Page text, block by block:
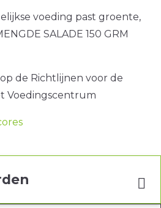
voeding past groente,
SALADE 150 GRM
de Richtlijnen voor de
Voedingscentrum